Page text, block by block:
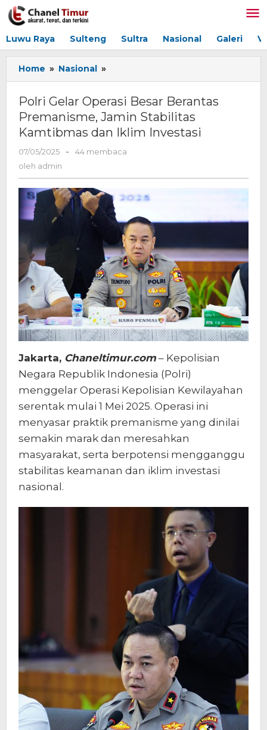
Lewati
ke
Luwu Raya Sulteng Sultra Nasional Galeri
Home » Nasional »
Gelar
Besar
Berantas
Premanisme,
Stabilitas
dan
Iklim
Investasi
Polri Gelar Operasi Besar Berantas
Premanisme, Jamin Stabilitas
Kamtibmas dan Iklim Investasi
07/05/2025
oleh
-
44 membaca
oleh admin
Jakarta, Chaneltimur.com– Kepolisian
Negara Republik Indonesia (Polri)
menggelar Operasi Kepolisian Kewilayahan
serentak mulai 1 Mei 2025. Operasi ini
menyasar praktik premanisme yang dinilai
semakin marak dan meresahkan
masyarakat, serta berpotensi mengganggu
stabilitas keamanan dan iklim investasi
nasional.